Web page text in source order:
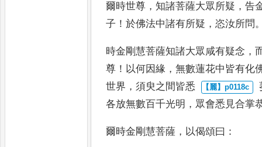
爾時世尊 ，知諸菩薩大眾所疑 ，告
子 ！於佛法中諸有所疑 ，恣汝所問
時金剛慧菩薩知諸大眾咸有疑念 ，
尊 ！ 以何因緣 ，無數蓮花中皆有化
世界 ，須臾之間皆悉
各放無數百千光明 ， 眾會悉 見合掌
爾時金剛慧菩薩 ， 以偈頌曰 ：